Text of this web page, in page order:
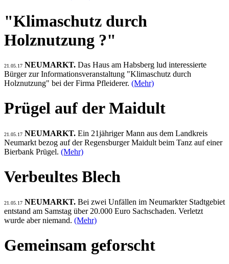
"Klimaschutz durch
Holznutzung ?"
21.05.17 NEUMARKT. Das Haus am Habsberg lud interessierte
Bürger zur Informationsveranstaltung "Klimaschutz durch
Holznutzung" bei der Firma Pfleiderer. (Mehr)
Prügel auf der Maidult
21.05.17 NEUMARKT. Ein 21jähriger Mann aus dem Landkreis
Neumarkt bezog auf der Regensburger Maidult beim Tanz auf einer
Bierbank Prügel. (Mehr)
Verbeultes Blech
21.05.17 NEUMARKT. Bei zwei Unfällen im Neumarkter Stadtgebiet
entstand am Samstag über 20.000 Euro Sachschaden. Verletzt
wurde aber niemand. (Mehr)
Gemeinsam geforscht